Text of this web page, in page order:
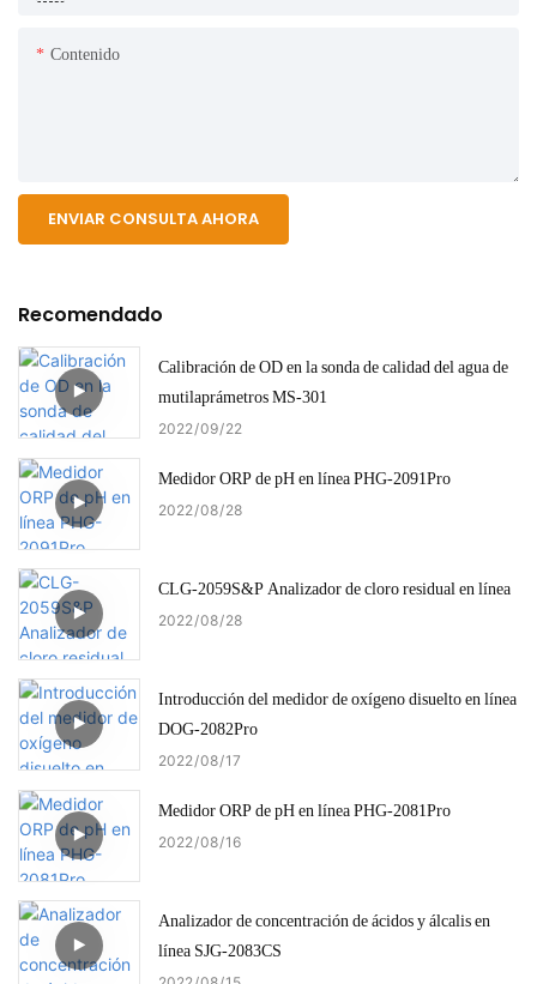
Contenido
ENVIAR CONSULTA AHORA
Recomendado
Calibración de OD en la sonda de calidad del agua de
mutilaprámetros MS-301
2022 09 22
Medidor ORP de pH en línea PHG-2091Pro
2022 08 28
CLG-2059S&P Analizador de cloro residual en línea
2022 08 28
Introducción del medidor de oxígeno disuelto en línea
DOG-2082Pro
2022 08 17
Medidor ORP de pH en línea PHG-2081Pro
2022 08 16
Analizador de concentración de ácidos y álcalis en
línea SJG-2083CS